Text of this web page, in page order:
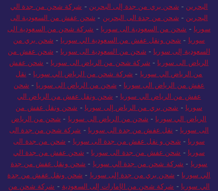
البحرين - شحن بري من جدة إلى البحرين - شركة شحن من جدة الي
البحرين - شحن من جدة الى البحرين - شحن عفش من السعودية الى
سوريا - شحن من السعودية الى سوريا - شركة شحن من السعودية الى
سوريا - شحن ونقل عفش من السعودية الي سوريا - شحن بري من
السعودية إلى سوريا - شحن من السعودية الى سوريا - شحن عفش من
الرياض الى سوريا - شركة شحن من الرياض الى سوريا - شحن عفش
من الرياض الي سوريا - شركة شحن من الرياض الي سوريا - نقل
عفش من الرياض الى سوريا - شحن من الرياض الى سوريا - شحن
عفش من الرياض الي سوريا - شحن ونقل عفش من الرياض الي
سوريا - شحن بري من الرياض إلى سوريا - شحن ونقل عفش من
الرياض الي سوريا - شحن من الرياض الى سوريا - شحن من الرياض
الى سوريا - نقل عفش من جدة الى سوريا - شركة شحن من جدة الى
سوريا - شحن و نقل عفش من جدة الى سوريا - شحن من جدة الى
سوريا - شحن عفش من جدة الى سوريا - شحن عفش من جدة الي
سوريا - شركة شحن من جدة الي سوريا - شحن ونقل عفش من جدة
الي سوريا - شحن بري من جدة إلى سوريا - شحن ونقل عفش من جدة
الي سوريا - شركة شحن من الإمارات إلى السعودية - شركة شحن من